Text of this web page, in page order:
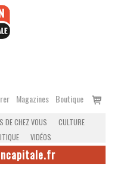
Magazines Boutique
Voir
DE CHEZ VOUS
CULTURE
VIDÉOS